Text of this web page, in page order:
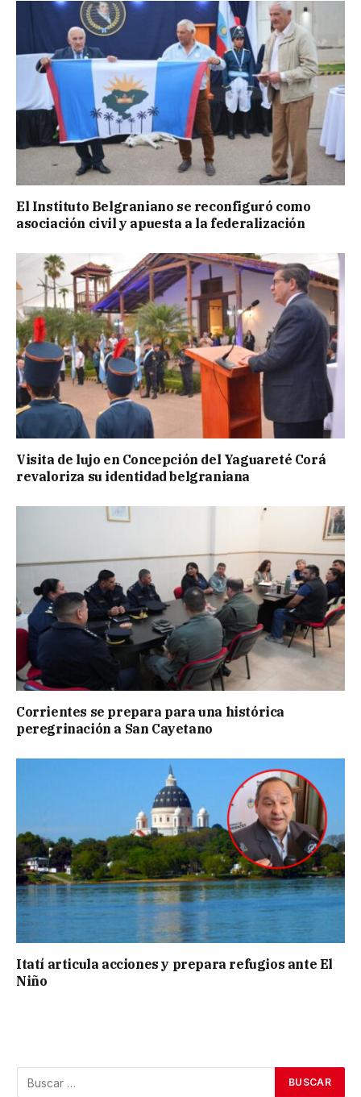
El Instituto Belgraniano se reconfiguró como
asociación civil y apuesta a la federalización
Visita de lujo en Concepción del Yaguareté Corá
revaloriza su identidad belgraniana
Corrientes se prepara para una histórica
peregrinación a San Cayetano
Itatí articula acciones y prepara refugios ante El
Niño